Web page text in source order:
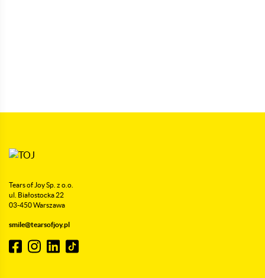
Tears of Joy Sp. z o.o.
ul. Białostocka 22
03-450 Warszawa
smile@tearsofjoy.pl